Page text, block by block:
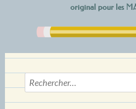
original pour les
Rechercher :